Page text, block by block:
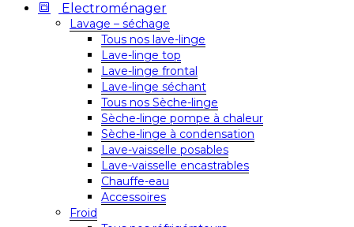
Electroménager
Lavage – séchage
Tous nos lave-linge
Lave-linge top
Lave-linge frontal
Lave-linge séchant
Tous nos Sèche-linge
Sèche-linge pompe à chaleur
Sèche-linge à condensation
Lave-vaisselle posables
Lave-vaisselle encastrables
Chauffe-eau
Accessoires
Froid